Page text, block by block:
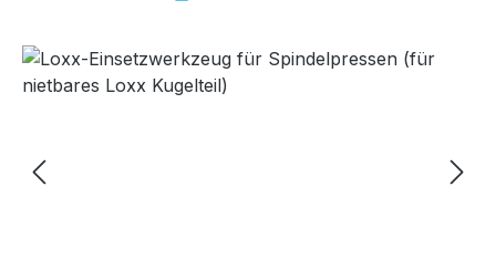
Bildergalerie überspringen